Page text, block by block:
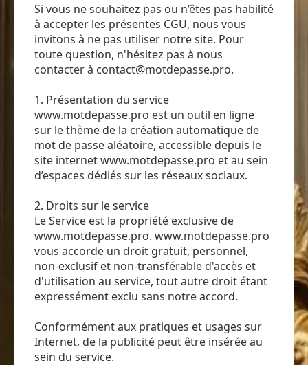
Si vous ne souhaitez pas ou n’êtes pas habilité
à accepter les présentes CGU, nous vous
invitons à ne pas utiliser notre site. Pour
toute question, n'hésitez pas à nous
contacter à contact@motdepasse.pro.
1. Présentation du service
www.motdepasse.pro est un outil en ligne
sur le thème de la création automatique de
mot de passe aléatoire, accessible depuis le
site internet www.motdepasse.pro et au sein
d’espaces dédiés sur les réseaux sociaux.
2. Droits sur le service
Le Service est la propriété exclusive de
www.motdepasse.pro. www.motdepasse.pro
vous accorde un droit gratuit, personnel,
non-exclusif et non-transférable d'accès et
d'utilisation au service, tout autre droit étant
expressément exclu sans notre accord.
Conformément aux pratiques et usages sur
Internet, de la publicité peut être insérée au
sein du service.